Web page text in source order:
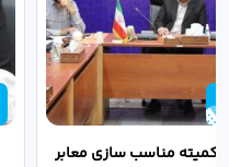
کمیته مناسب سازی معابر